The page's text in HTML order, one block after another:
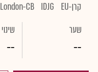
קרן-EU
IDJG
London-CB
שער
--
שינוי
--